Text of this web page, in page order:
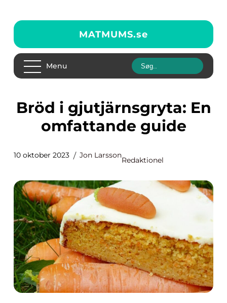
MATMUMS.se
Menu
Bröd i gjutjärnsgryta: En
omfattande guide
10 oktober 2023 Jon Larsson
Redaktionel